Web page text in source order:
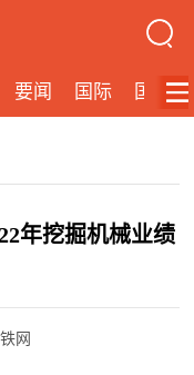
要闻 国际 国内
年挖掘机械业绩
网